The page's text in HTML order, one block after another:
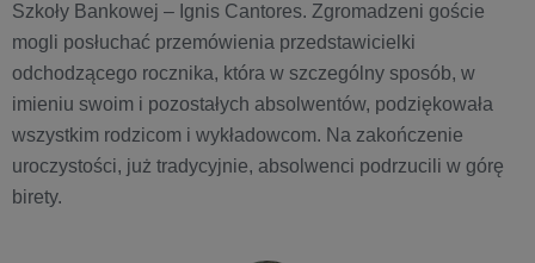
Szkoły Bankowej – Ignis Cantores. Zgromadzeni goście
mogli posłuchać przemówienia przedstawicielki
odchodzącego rocznika, która w szczególny sposób, w
imieniu swoim i pozostałych absolwentów, podziękowała
wszystkim rodzicom i wykładowcom. Na zakończenie
uroczystości, już tradycyjnie, absolwenci podrzucili w górę
birety.